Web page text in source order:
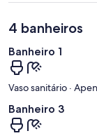
4 banheiros
Banheiro 1
Vaso sanitário ·
Banheiro 3